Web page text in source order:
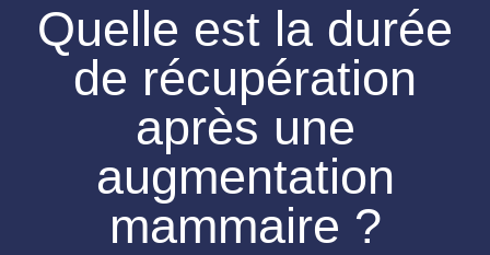
Quelle est la durée
de récupération
après une
augmentation
mammaire ?